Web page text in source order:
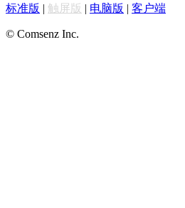
标准版 | 触屏版 | 电脑版 | 客户端
© Comsenz Inc.